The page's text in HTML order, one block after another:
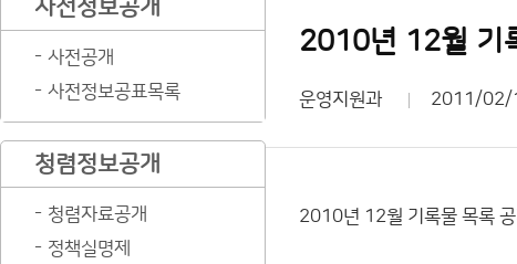
사전정보공개
사전공개
사전정보공표목록
청렴정보공개
청렴자료공개
정책실명제
2010년 12월 기
운영지원과 2011/02/
2010년 12월 기록물 목록